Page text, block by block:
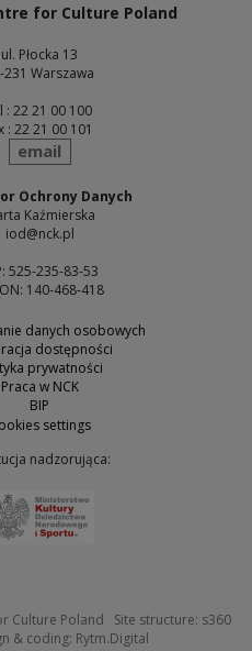
for Culture Poland
ul. Płocka 13
231 Warszawa
: 22 21 00 100
: 22 21 00 101
send
email
Ochrony Danych
Kaźmierska
iod@nck.pl
525-235-83-53
140-468-418
danych osobowych
dostępności
prywatności
Praca w NCK
BIP
settings
nadzorująca:
Culture Poland Site structure: s360
& coding: Rytm.Digital